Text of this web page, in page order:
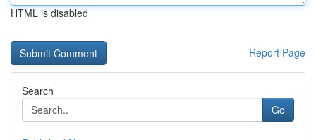
HTML is disabled
Report Page
Search
Go